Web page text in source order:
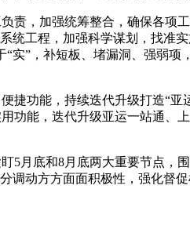
责，加强统筹整合，确保各
统工程，加强科学谋划，找准
实”，补短板、堵漏洞、强弱
捷功能，持续迭代升级打造“
功能，迭代升级亚运一站通、
5月底和8月底两大重要节点，
调动方方面面积极性，强化督